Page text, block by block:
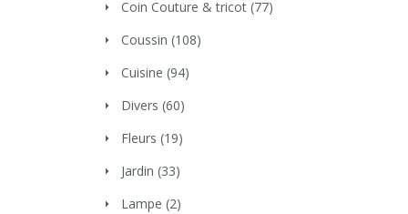
Coin Couture & tricot (77)
Coussin (108)
Cuisine (94)
Divers (60)
Fleurs (19)
Jardin (33)
Lampe (2)